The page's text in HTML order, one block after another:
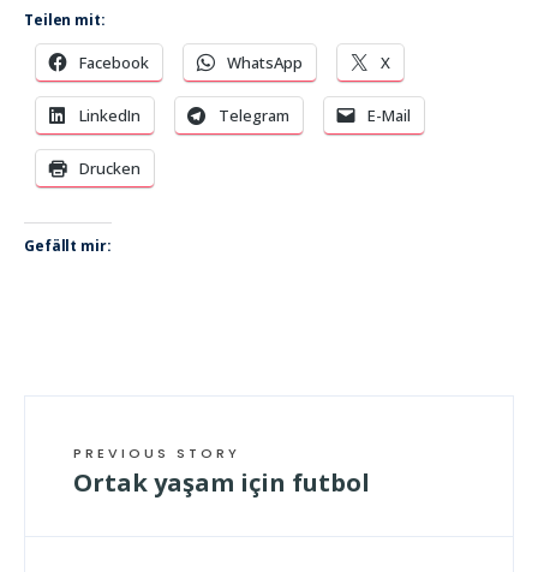
Teilen mit:
Facebook WhatsApp X
LinkedIn Telegram E-Mail
Drucken
Gefällt mir:
PREVIOUS STORY
Ortak yaşam için futbol